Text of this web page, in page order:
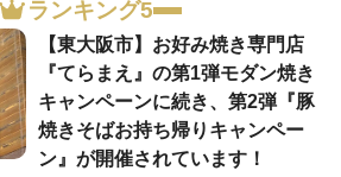
ランキング5
【東大阪市】お好み焼き専門店
『てらまえ』の第1弾モダン焼き
キャンペーンに続き、第2弾『豚
焼きそばお持ち帰りキャンペー
ン』が開催されています！